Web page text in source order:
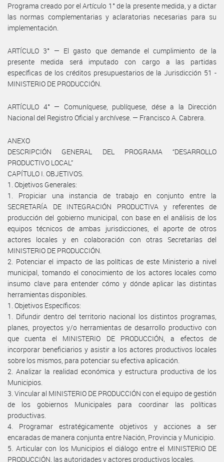
Programa creado por el Artículo 1° de la presente medida, y a dictar
las normas complementarias y aclaratorias necesarias para su
implementación.
ARTÍCULO 3° — El gasto que demande el cumplimiento de la
presente medida será imputado con cargo a las partidas
específicas de los créditos presupuestarios de la Jurisdicción 51 -
MINISTERIO DE PRODUCCIÓN.
ARTÍCULO 4° — Comuníquese, publíquese, dése a la Dirección
Nacional del Registro Oficial y archívese. — Francisco A. Cabrera.
ANEXO
DESCRIPCIÓN GENERAL DEL PROGRAMA “DESARROLLO
PRODUCTIVO LOCAL”
CAPÍTULO I. OBJETIVOS.
1. Objetivos Generales:
1. Propiciar una instancia de trabajo en conjunto entre la
SECRETARÍA DE INTEGRACIÓN PRODUCTIVA y referentes de
producción del gobierno municipal, con base en el análisis de los
equipos técnicos de ambas jurisdicciones, el aporte de otros
actores locales y en colaboración con otras Secretarías del
MINISTERIO DE PRODUCCIÓN.
2. Potenciar el impacto de las políticas de este Ministerio a nivel
municipal, tomando el conocimiento de los actores locales como
insumo clave para entender cómo y dónde aplicar las distintas
herramientas disponibles.
1. Objetivos Específicos:
1. Difundir dentro del territorio nacional los distintos programas,
planes, proyectos y/o herramientas de desarrollo productivo con
que cuenta el MINISTERIO DE PRODUCCIÓN, a efectos de
incorporar beneficiarios y asistir a los actores productivos locales
sobre los mismos, para potenciar su efectiva aplicación.
2. Analizar la realidad económica y estructura productiva de los
Municipios.
3. Vincular al MINISTERIO DE PRODUCCIÓN con el equipo de gestión
de los gobiernos Municipales para coordinar las políticas
productivas.
4. Programar estratégicamente objetivos y acciones a ser
encaradas de manera conjunta entre Nación, Provincia y Municipio.
5. Articular con los Municipios el diálogo entre el MINISTERIO DE
PRODUCCIÓN, las autoridades y actores productivos locales.